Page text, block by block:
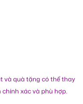
và quà tặng có thể thay
xác và phù hợp.